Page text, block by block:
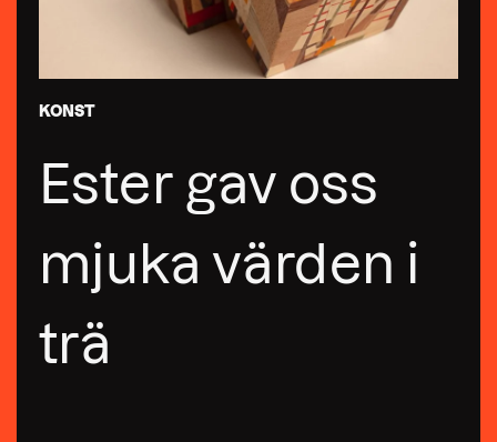
KONST
Ester gav oss
mjuka värden i
trä